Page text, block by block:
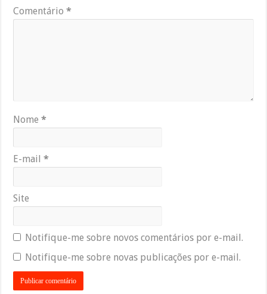
Comentário*
Nome*
E-mail*
Site
Notifique-me sobre novos comentários por e-mail.
Notifique-me sobre novas publicações por e-mail.